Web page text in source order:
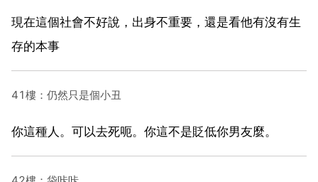
現在這個社會不好說，出身不重要，還是看他有沒有生
存的本事
41樓：仍然只是個小丑
你這種人。可以去死呃。你這不是貶低你男友麼。